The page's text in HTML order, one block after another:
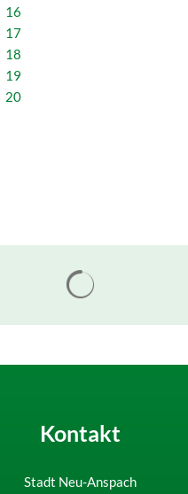
16
17
18
19
20
Kontakt
Stadt Neu-Anspach